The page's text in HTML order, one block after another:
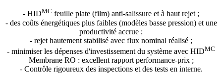
- HIDMC feuille plate (film) anti-salissure et à haut rejet ;
- des coûts énergétiques plus faibles (modèles basse pression) et une
productivité accrue ;
- rejet hautement stabilisé avec flux nominal réalisé ;
- minimiser les dépenses d'investissement du système avec HIDMC
Membrane RO : excellent rapport performance-prix ;
- Contrôle rigoureux des inspections et des tests en interne.